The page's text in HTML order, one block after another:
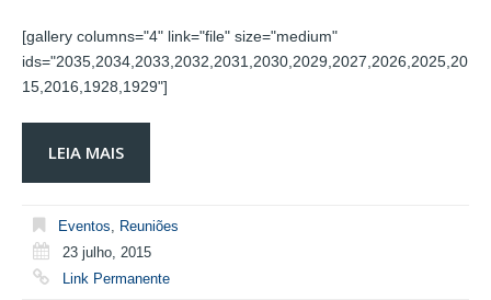
[gallery columns="4" link="file" size="medium"
ids="2035,2034,2033,2032,2031,2030,2029,2027,2026,2025,20
15,2016,1928,1929"]
LEIA MAIS
Eventos, Reuniões
23 julho, 2015
Link Permanente